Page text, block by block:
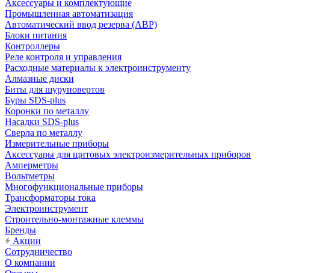
Аксессуары и комплектующие
Промышленная автоматизация
Автоматический ввод резерва (АВР)
Блоки питания
Контроллеры
Реле контроля и управления
Расходные материалы к электроинструменту
Алмазные диски
Биты для шуруповертов
Буры SDS-plus
Коронки по металлу
Насадки SDS-plus
Сверла по металлу
Измерительные приборы
Аксессуары для щитовых электроизмерительных приборов
Амперметры
Вольтметры
Многофункциональные приборы
Трансформаторы тока
Электроинструмент
Строительно-монтажные клеммы
Бренды
Акции
Сотрудничество
О компании